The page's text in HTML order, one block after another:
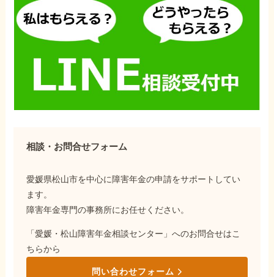
相談・お問合せフォーム
愛媛県松山市を中心に障害年金の申請をサポートしてい
ます。
障害年金専門の事務所にお任せください。
「愛媛・松山障害年金相談センター」へのお問合せはこ
ちらから
問い合わせフォーム